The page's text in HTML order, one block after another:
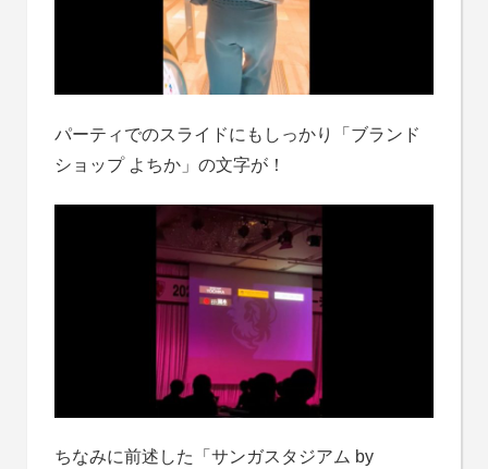
パーティでのスライドにもしっかり「ブランド
ショップ よちか」の文字が！
ちなみに前述した「サンガスタジアム by